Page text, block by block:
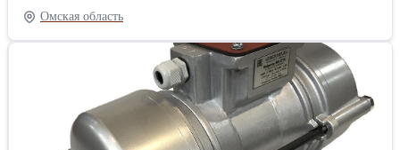
Усовершенсовован механизм зажима бревна. Усилены кожухи
пил, которые являются основной причиной порчи победитовых
напаек. Цена 240 000 руб. Торг уместен. В дополнение
предлагаем комплект пил 15000,00 руб. Запасной
электродвигатель 15000,00 руб.
Омская область